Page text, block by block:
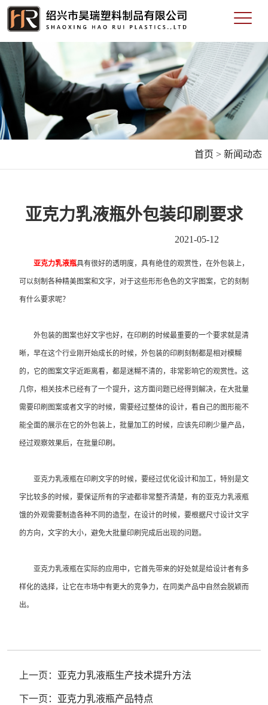
首页 > 新闻动态
亚克力乳液瓶外包装印刷要求
2021-05-12
亚克力乳液瓶具有很好的透明度，具有绝佳的观赏性，在外包装上，
可以刻制各种精美图案和文字，对于这些形形色色的文字图案，它的刻制
有什么要求呢？
外包装的图案也好文字也好，在印刷的时候最重要的一个要求就是清
晰，早在这个行业刚开始成长的时候，外包装的印刷刻制都是相对模糊
的，它的图案文字近距离看，都是迷糊不清的，非常影响它的观赏性。这
几你，相关技术已经有了一个提升，这方面问题已经得到解决，在大批量
需要印刷图案或者文字的时候，需要经过整体的设计，看自己的图形能不
能全面的展示在它的外包装上，批量加工的时候，应该先印刷少量产品，
经过观察效果后，在批量印刷。
亚克力乳液瓶在印刷文字的时候，要经过优化设计和加工，特别是文
字比较多的时候，要保证所有的字迹都非常整齐清楚，有的亚克力乳液瓶
饿的外观需要制造各种不同的造型，在设计的时候，要根据尺寸设计文字
的方向，文字的大小，避免大批量印刷完成后出现的问题。
亚克力乳液瓶在实际的应用中，它首先带来的好处就是给设计者有多
样化的选择，让它在市场中有更大的竞争力，在同类产品中自然会脱颖而
出。
上一页： 亚克力乳液瓶生产技术提升方法
下一页： 亚克力乳液瓶产品特点